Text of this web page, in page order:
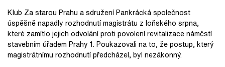
Klub Za starou Prahu a sdružení Pankrácká společnost
úspěšně napadly rozhodnutí magistrátu z loňského srpna,
které zamítlo jejich odvolání proti povolení revitalizace náměstí
stavebním úřadem Prahy 1. Poukazovali na to, že postup, který
magistrátnímu rozhodnutí předcházel, byl nezákonný.